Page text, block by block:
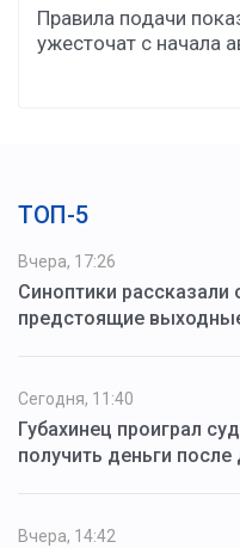
Правила подачи
ужесточат с начала
ТОП-5
Вчера, 17:26
Синоптики рассказали
предстоящие
Сегодня, 11:40
Губахинец проиграл
получить деньги
Вчера, 14:42